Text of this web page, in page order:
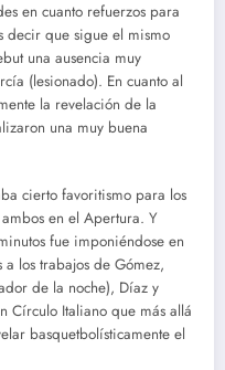
en cuanto refuerzos para
decir que sigue el mismo
una ausencia muy
(lesionado). En cuanto al
la revelación de la
una muy buena
cierto favoritismo para los
en el Apertura. Y
fue imponiéndose en
los trabajos de Gómez,
de la noche), Díaz y
Círculo Italiano que más allá
basquetbolísticamente el